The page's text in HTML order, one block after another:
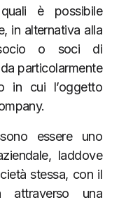
è possibile
in alternativa alla
o soci di
particolarmente
in cui l’oggetto
essere uno
laddove
stessa, con il
attraverso una